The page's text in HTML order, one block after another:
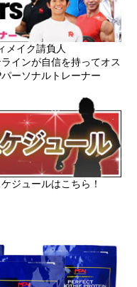
メイク請負人
インが自信を持ってオス
ーソナルトレーナー
ジュールはこちら！